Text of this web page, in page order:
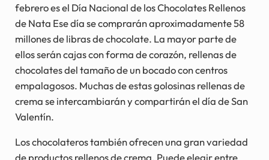
febrero es el Día Nacional de los Chocolates Rellenos
de Nata Ese día se comprarán aproximadamente 58
millones de libras de chocolate. La mayor parte de
ellos serán cajas con forma de corazón, rellenas de
chocolates del tamaño de un bocado con centros
empalagosos. Muchas de estas golosinas rellenas de
crema se intercambiarán y compartirán el día de San
Valentín.
Los chocolateros también ofrecen una gran variedad
de productos rellenos de crema. Puede elegir entre